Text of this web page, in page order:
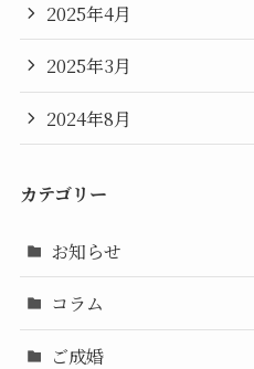
2025年4月
2025年3月
2024年8月
カテゴリー
お知らせ
コラム
ご成婚